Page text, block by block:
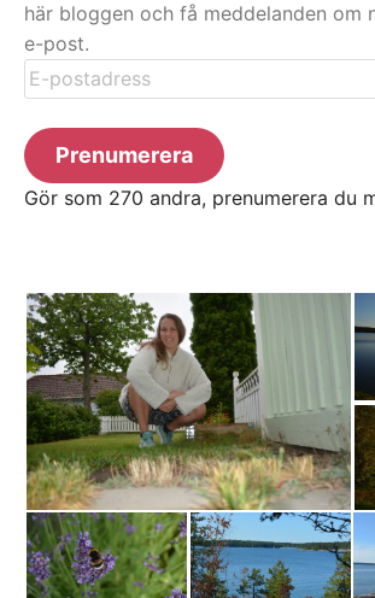
här bloggen och få meddelanden om
e-post.
E-
postadress
Prenumerera
Gör som 270 andra, prenumerera du